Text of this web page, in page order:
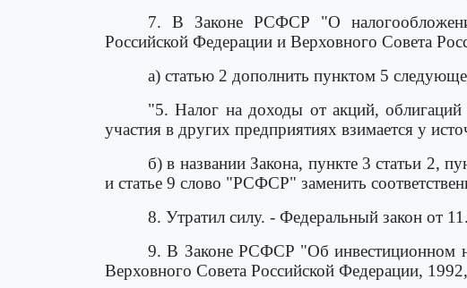
7. В Законе РСФСР "О
Российской Федерации и Верховного Совета
а) статью 2 дополнить пунктом 5
"5. Налог на доходы от акций,
участия в других предприятиях взимается у
б) в названии Закона, пункте 3 статьи 2,
и статье 9 слово "РСФСР" заменить
8. Утратил силу. - Федеральный закон от
9. В Законе РСФСР "Об инвестиционном
Верховного Совета Российской Федерации,